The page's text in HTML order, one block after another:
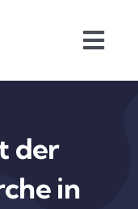
der
in